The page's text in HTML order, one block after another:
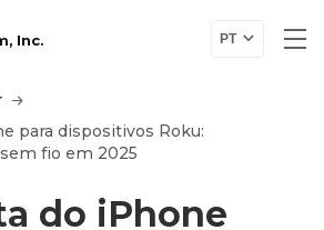
Inc. PT
para dispositivos Roku:
fio em 2025
do iPhone